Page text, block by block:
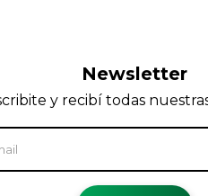
Newsletter
y recibí todas